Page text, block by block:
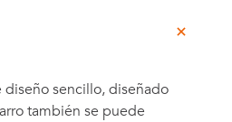
diseño sencillo, diseñado
también se puede